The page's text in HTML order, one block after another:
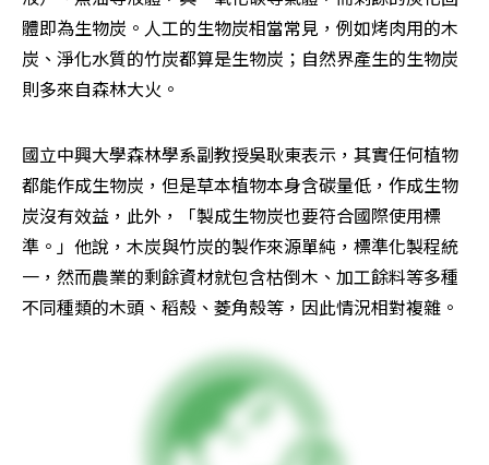
體即為生物炭。人工的生物炭相當常見，例如烤肉用的木
炭、淨化水質的竹炭都算是生物炭；自然界產生的生物炭
則多來自森林大火。
國立中興大學森林學系副教授吳耿東表示，其實任何植物
都能作成生物炭，但是草本植物本身含碳量低，作成生物
炭沒有效益，此外，「製成生物炭也要符合國際使用標
準。」他說，木炭與竹炭的製作來源單純，標準化製程統
一，然而農業的剩餘資材就包含枯倒木、加工餘料等多種
不同種類的木頭、稻殼、菱角殼等，因此情況相對複雜。